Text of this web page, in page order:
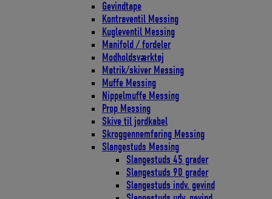
Gevindtape
Kontraventil Messing
Kugleventil Messing
Manifold / fordeler
Modholdsværktøj
Møtrik/skiver Messing
Muffe Messing
Nippelmuffe Messing
Prop Messing
Skive til jordkabel
Skroggennemføring Messing
Slangestuds Messing
Slangestuds 45 grader
Slangestuds 90 grader
Slangestuds indv. gevind